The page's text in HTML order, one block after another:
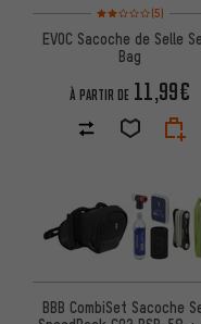
Note moyenne : 2
(5)
EVOC Sacoche de Selle
Bag
À PARTIR DE 11,99€
BBB CombiSet Sacoche